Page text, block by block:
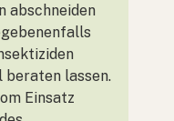
abschneiden
beraten lassen.
Einsatz